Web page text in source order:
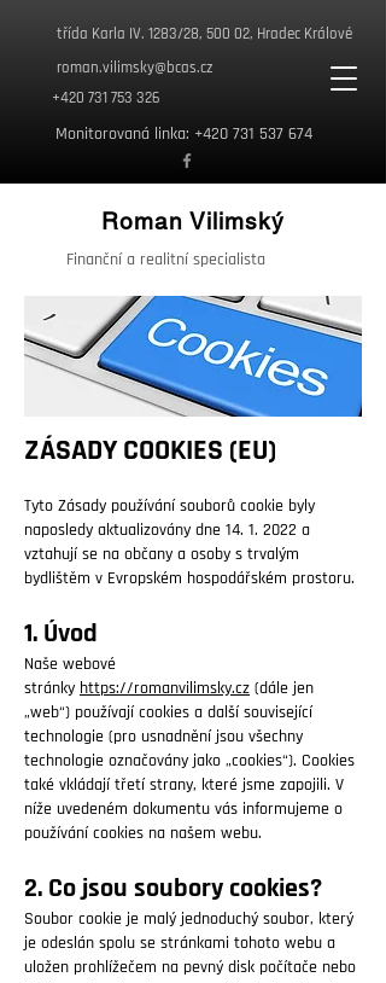
třída Karla IV. 1283/28, 500 02, Hradec Králové
roman.vilimsky@bcas.cz
+420 731 753 326
Monitorovaná linka: +420 731 537 674
Roman Vilimský
Finanční a realitní specialista
ZÁSADY COOKIES (EU)
Tyto Zásady používání souborů cookie byly
naposledy aktualizovány dne 14. 1. 2022 a
vztahují se na občany a osoby s trvalým
bydlištěm v Evropském hospodářském prostoru.
1. Úvod
Naše webové
stránky https://romanvilimsky.cz (dále jen
„web“) používají cookies a další související
technologie (pro usnadnění jsou všechny
technologie označovány jako „cookies“). Cookies
také vkládají třetí strany, které jsme zapojili. V
níže uvedeném dokumentu vás informujeme o
používání cookies na našem webu.
2. Co jsou soubory cookies?
Soubor cookie je malý jednoduchý soubor, který
je odeslán spolu se stránkami tohoto webu a
uložen prohlížečem na pevný disk počítače nebo